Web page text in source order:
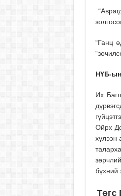
“Ганц
НҮБ-
Их
Ойрх
хүлээн
бүхний
Төгс